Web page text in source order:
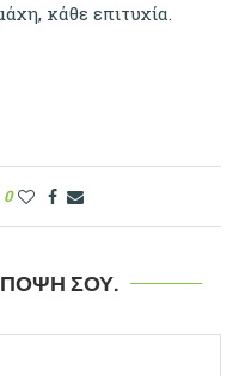
κάθε επιτυχία.
0
ΣΟΥ.